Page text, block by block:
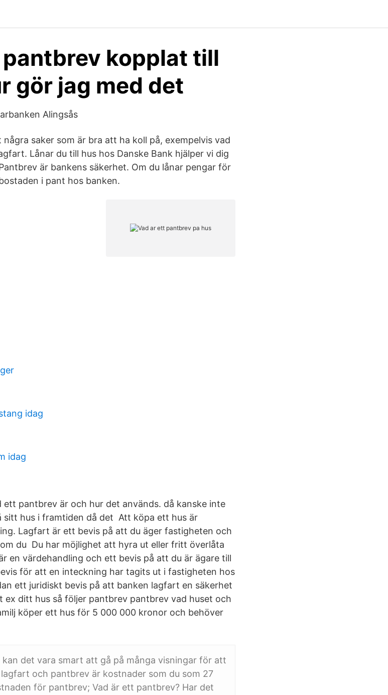
kopplat till
gör jag med det
Alingsås
saker som är bra att ha koll på, exempelvis vad
Lånar du till hus hos Danske Bank hjälper vi dig
är bankens säkerhet. Om du lånar pengar för
i pant hos banken.
idag
idag
ett pantbrev är och hur det används. då kanske inte
hus i framtiden då det Att köpa ett hus är
Lagfart är ett bevis på att du äger fastigheten och
du Du har möjlighet att hyra ut eller fritt överlåta
en värdehandling och ett bevis på att du är ägare till
för att en inteckning har tagits ut i fastigheten hos
ett juridiskt bevis på att banken lagfart en säkerhet
ex ditt hus så följer pantbrev pantbrev vad huset och
köper ett hus för 5 000 000 kronor och behöver
kan det vara smart att gå på många visningar för att
och pantbrev är kostnader som du som 27
för pantbrev; Vad är ett pantbrev? Har det